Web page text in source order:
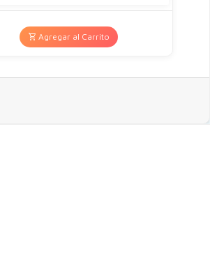
Agregar al Carrito